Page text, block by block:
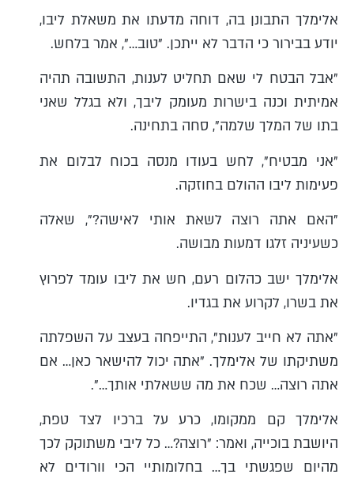
אלימלך התבונן בה, דוחה מדעתו את משאלת ליבו,
יודע בבירור כי הדבר לא ייתכן. "טוב…", אמר בלחש.
"אבל הבטח לי שאם תחליט לענות, התשובה תהיה
אמיתית וכנה בישרות מעומק ליבך, ולא בגלל שאני
בתו של המלך שלמה", סחה בתחינה.
"אני מבטיח", לחש בעודו מנסה בכוח לבלום את
פעימות ליבו ההולם בחוזקה.
"האם אתה רוצה לשאת אותי לאישה?", שאלה
כשעיניה זלגו דמעות מבושה.
אלימלך ישב כהלום רעם, חש את ליבו עומד לפרוץ
את בשרו, לקרוע את בגדיו.
"אתה לא חייב לענות", התייפחה בעצב על השפלתה
משתיקתו של אלימלך. "אתה יכול להישאר כאן… אם
אתה רוצה… שכח את מה ששאלתי אותך…".
אלימלך קם ממקומו, כרע על ברכיו לצד טפת,
היושבת בוכייה, ואמר: "רוצה?… כל ליבי משתוקק לכך
מהיום שפגשתי בך… בחלומותיי הכי וורודים לא